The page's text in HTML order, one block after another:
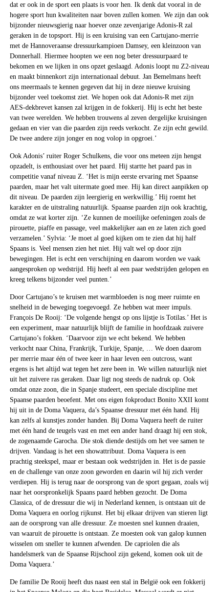
dat er ook in de sport een plaats is voor hen. Ik denk dat vooral in de
hogere sport hun kwaliteiten naar boven zullen komen. We zijn dan ook
bijzonder nieuwsgierig naar hoever onze zevenjarige Adonis-R zal
geraken in de topsport. Hij is een kruising van een Cartujano-merrie
met de Hannoveraanse dressuurkampioen Damsey, een kleinzoon van
Donnerhall. Hiermee hoopten we een nog beter dressuurpaard te
bekomen en we lijken in ons opzet geslaagd. Adonis loopt nu Z2-niveau
en maakt binnenkort zijn internationaal debuut. Jan Bemelmans heeft
ons meermaals te kennen gegeven dat hij in deze nieuwe kruising
bijzonder veel toekomst ziet. We hopen ook dat Adonis-R met zijn
AES-dekbrevet kansen zal krijgen in de fokkerij. Hij is echt het beste
van twee werelden. We hebben trouwens al zeven dergelijke kruisingen
gedaan en vier van die paarden zijn reeds verkocht. Ze zijn echt gewild.
De twee andere zijn jonger en nog volop in opgroei.’
Ook Adonis’ ruiter Roger Schulkens, die voor ons meteen zijn hengst
opzadelt, is enthousiast over het paard. Hij startte het paard pas in
competitie vanaf niveau Z. ‘Het is mijn eerste ervaring met Spaanse
paarden, maar het valt uitermate goed mee. Hij kan direct aanpikken op
dit niveau. De paarden zijn leergierig en werkwillig.’ Hij roemt het
karakter en de uitstraling natuurlijk. Spaanse paarden zijn ook krachtig,
omdat ze wat korter zijn. ‘Ze kunnen de moeilijke oefeningen zoals de
pirouette, piaffe en passage, veel makkelijker aan en ze laten zich goed
verzamelen.’ Sylvia: ‘Je moet al goed kijken om te zien dat hij half
Spaans is. Veel mensen zien het niet. Hij valt wel op door zijn
bewegingen. Het is echt een verschijning en daarom worden we vaak
aangesproken op wedstrijd. Hij heeft al een paar wedstrijden gelopen en
kreeg telkens bijzonder veel punten.’
Door Cartujano’s te kruisen met warmbloeden is nog meer ruimte en
snelheid in de beweging toegevoegd. Ze hebben wat meer impuls.
François De Rooij: ‘De volgende hengst op ons lijstje is Totilas.’ Het is
een experiment, maar natuurlijk blijft de familie in hoofdzaak zuivere
Cartujano’s fokken. ‘Daarvoor zijn we echt bekend. We hebben
verkocht naar China, Frankrijk, Turkije, Spanje, … We doen daarom
per merrie maar één of twee keer in haar leven een outcross, want
ergens is het altijd wat tegen het zere been in. We willen natuurlijk niet
uit het zuivere ras geraken. Daar ligt nog steeds de nadruk op. Ook
omdat onze zoon, die in Spanje studeert, een speciale discipline met
Spaanse paarden beoefent. Met ons eigen fokproduct Bonito XXII komt
hij uit in de Doma Vaquera, da’s Spaanse dressuur met één hand. Hij
kan zelfs al kunstjes zonder handen. Bij Doma Vaquera heeft de ruiter
met één hand de teugels vast en met een ander hand draagt hij een stok,
de zogenaamde Garocha. Die stok diende destijds om het vee samen te
drijven. Vandaag is het een showattribuut. Doma Vaquera is een
prachtig steekspel, maar er bestaan ook wedstrijden in. Het is de passie
en de challenge van onze zoon geworden en daarin wil hij zich verder
verdiepen. Hij is terug naar de oorsprong van de sport gegaan, zoals wij
naar het oorspronkelijk Spaans paard hebben gezocht. De Doma
Classica, of de dressuur die wij in Nederland kennen, is ontstaan uit de
Doma Vaquera en oorlog rijkunst. Het bij elkaar drijven van stieren ligt
aan de oorsprong van alle dressuur. Ze moesten snel kunnen draaien,
van waaruit de pirouette is ontstaan. Ze moesten ook van galop kunnen
wisselen om sneller te kunnen afwenden. De capriolen die als
handelsmerk van de Spaanse Rijschool zijn gekend, komen ook uit de
Doma Vaquera.’
De familie De Rooij heeft dus naast een stal in België ook een fokkerij